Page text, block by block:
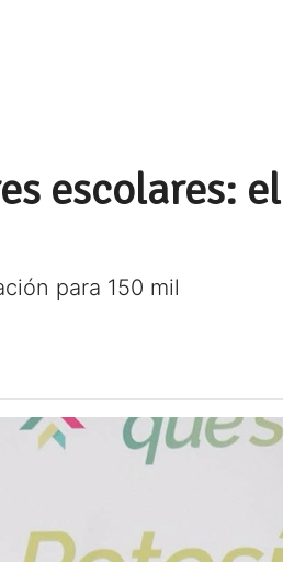
escolares: el
para 150 mil